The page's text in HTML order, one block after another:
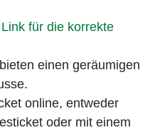
für die korrekte
einen geräumigen
online, entweder
oder mit einem